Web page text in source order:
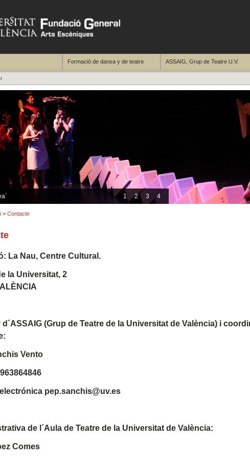
Formació de dansa y de teatre ASSAIG, Grup de Teatre U.V.
1 2 3 4
> Contacte
La Nau, Centre Cultural.
la Universitat, 2
d´ASSAIG (Grup de Teatre de la Universitat de València) i
Vento
963864846
pep.sanchis@uv.es
de l´Aula de Teatre de la Universitat de València:
Comes